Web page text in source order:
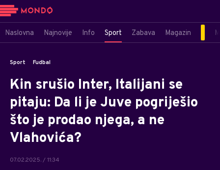
Naslovna Najnovije Info Sport Zabava Magazin
Sport Fudbal
Kin srušio Inter, Italijani se
pitaju: Da li je Juve pogriješio
što je prodao njega, a ne
Vlahovića?
07.02.2025. / 11:34